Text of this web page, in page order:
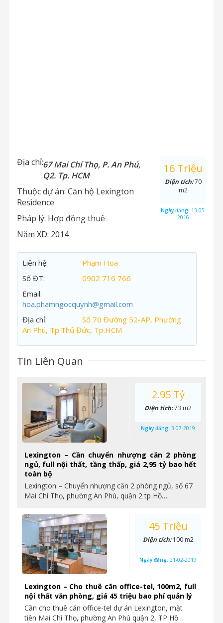
Địa chỉ:67 Mai Chí Thọ, P. An Phú,
Q2. Tp. HCM
Thuộc dự án: Căn hộ Lexington
Residence
Pháp lý: Hợp đồng thuê
Năm XD: 2014
16 Triệu
Diện tích:70
m2
Ngày đăng: 13-05-
2016
Liên hệ:
Phạm Hoa
Số ĐT:
0902 716 766
Email:
hoa.phamngocquynh@gmail.com
Địa chỉ:
Số 70 Đường 52-AP, Phường
An Phú, Tp.Thủ Đức, Tp.HCM
Tin Liên Quan
Lexington – Cần chuyển nhượng căn 2 phòng
ngủ, full nội thất, tầng thấp, giá 2,95 tỷ bao hết
toàn bộ
Lexington – Chuyển nhượng căn 2 phòng ngủ, số 67
Mai Chí Thọ, phường An Phú, quận 2 tp Hồ…
2.95 Tỷ
Diện tích:73 m2
Ngày đăng: 3-07-2019
Lexington – Cho thuê căn office-tel, 100m2, full
nội thất văn phòng, giá 45 triệu bao phí quản lý
Cần cho thuê căn office-tel dự án Lexington, mặt
tiền Mai Chí Thọ, phường An Phú quận 2, TP Hồ…
45 Triệu
Diện tích:100 m2
Ngày đăng: 21-02-2019